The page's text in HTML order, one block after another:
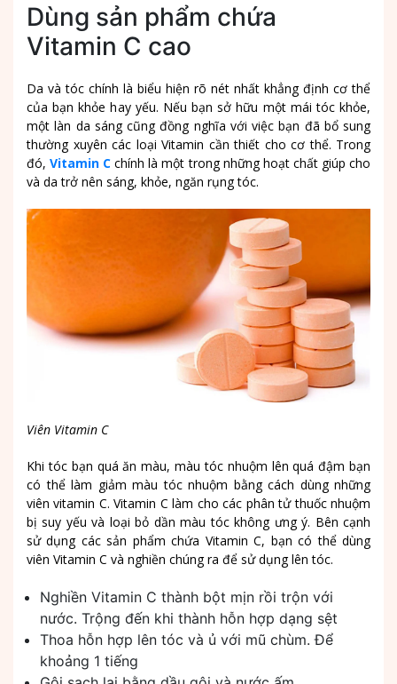
Dùng sản phẩm chứa
Vitamin C cao
Da và tóc chính là biểu hiện rõ nét nhất khẳng định cơ thể
của bạn khỏe hay yếu. Nếu bạn sở hữu một mái tóc khỏe,
một làn da sáng cũng đồng nghĩa với việc bạn đã bổ sung
thường xuyên các loại Vitamin cần thiết cho cơ thể. Trong
đó,Vitamin C chính là một trong những hoạt chất giúp cho
và da trở nên sáng, khỏe, ngăn rụng tóc.
Viên Vitamin C
Khi tóc bạn quá ăn màu, màu tóc nhuộm lên quá đậm bạn
có thể làm giảm màu tóc nhuộm bằng cách dùng những
viên vitamin C. Vitamin C làm cho các phân tử thuốc nhuộm
bị suy yếu và loại bỏ dần màu tóc không ưng ý. Bên cạnh
sử dụng các sản phẩm chứa Vitamin C, bạn có thể dùng
viên Vitamin C và nghiền chúng ra để sử dụng lên tóc.
Nghiền Vitamin C thành bột mịn rồi trộn với
nước. Trộng đến khi thành hỗn hợp dạng sệt
Thoa hỗn hợp lên tóc và ủ với mũ chùm. Để
khoảng 1 tiếng